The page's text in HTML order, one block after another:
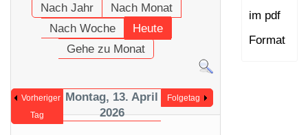
Nach Jahr
Nach Monat
Nach Woche
Heute
Gehe zu Monat
Vorheriger
Tag
Montag, 13. April
2026
Folgetag
im pdf
Format